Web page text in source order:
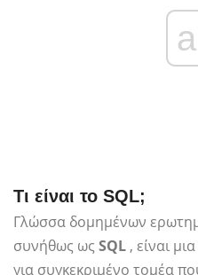
Τι είναι το SQL;
Γλώσσα δομημένων
συνήθως ως SQL , είναι
για συγκεκριμένο τομέα